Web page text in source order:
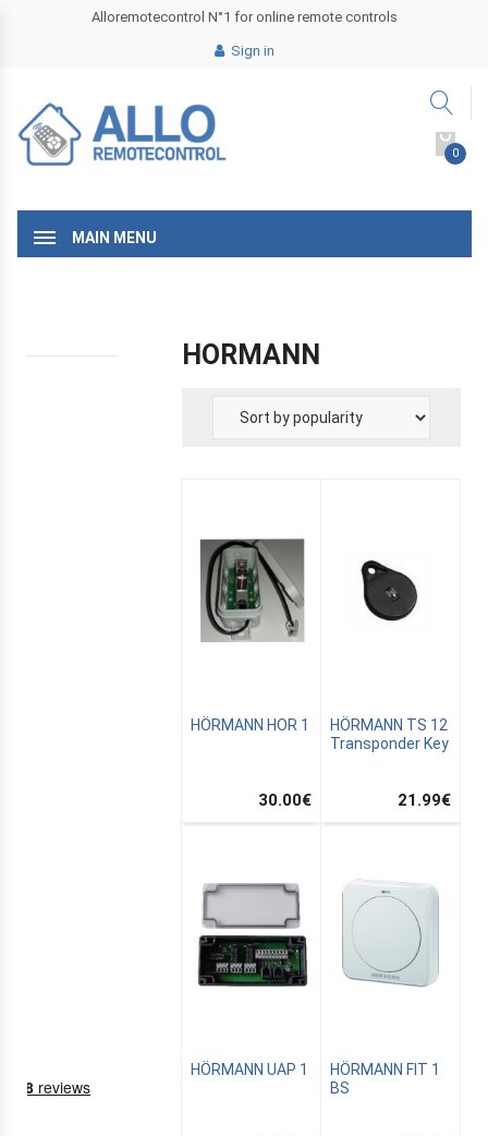
Alloremotecontrol N°1 for online remote controls
Sign in
0
MAIN MENU
HORMANN
HÖRMANN HOR 1
30.00€
HÖRMANN TS 12
Transponder Key
21.99€
HÖRMANN UAP 1
HÖRMANN FIT 1
BS